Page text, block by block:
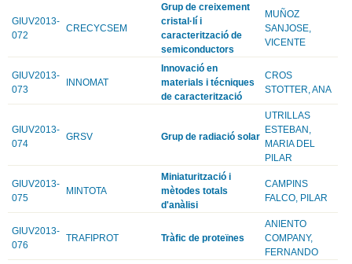
GIUV2013-
072
CRECYCSEM
Grup de creixement
cristal·lí i
caracterització de
semiconductors
MUÑOZ
SANJOSE,
VICENTE
GIUV2013-
073
INNOMAT
Innovació en
materials i técniques
de caracterització
CROS
STOTTER, ANA
GIUV2013-
074
GRSV Grup de radiació solar
UTRILLAS
ESTEBAN,
MARIA DEL
PILAR
GIUV2013-
075
MINTOTA
Miniaturització i
mètodes totals
d'anàlisi
CAMPINS
FALCO, PILAR
GIUV2013-
076
TRAFIPROT Tràfic de proteïnes
ANIENTO
COMPANY,
FERNANDO